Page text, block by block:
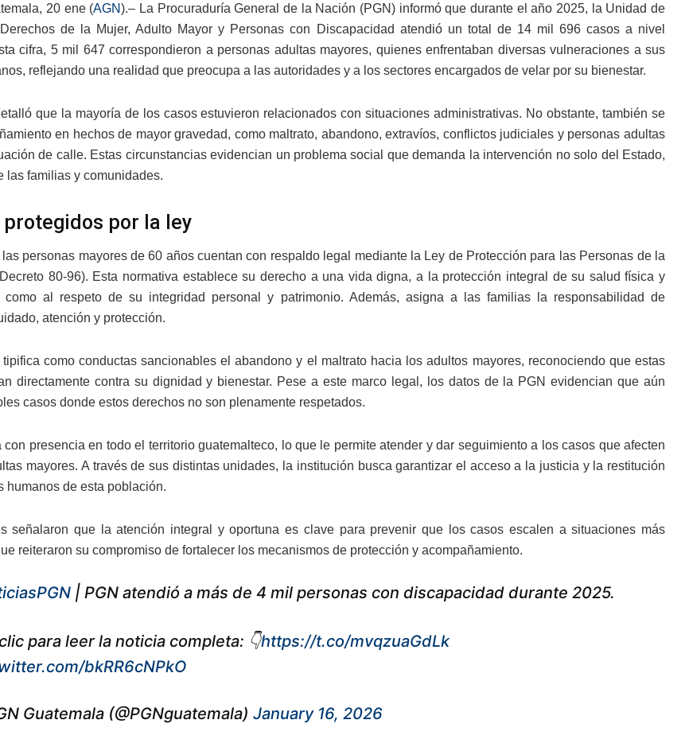
20 ene (AGN).– La Procuraduría General de la Nación (PGN) informó que durante el año 2025, la Unidad de
de la Mujer, Adulto Mayor y Personas con Discapacidad atendió un total de 14 mil 696 casos a nivel
cifra, 5 mil 647 correspondieron a personas adultas mayores, quienes enfrentaban diversas vulneraciones a sus
reflejando una realidad que preocupa a las autoridades y a los sectores encargados de velar por su bienestar.
que la mayoría de los casos estuvieron relacionados con situaciones administrativas. No obstante, también se
en hechos de mayor gravedad, como maltrato, abandono, extravíos, conflictos judiciales y personas adultas
de calle. Estas circunstancias evidencian un problema social que demanda la intervención no solo del Estado,
las familias y comunidades.
protegidos por la ley
las personas mayores de 60 años cuentan con respaldo legal mediante la Ley de Protección para las Personas de la
80-96). Esta normativa establece su derecho a una vida digna, a la protección integral de su salud física y
como al respeto de su integridad personal y patrimonio. Además, asigna a las familias la responsabilidad de
atención y protección.
tipifica como conductas sancionables el abandono y el maltrato hacia los adultos mayores, reconociendo que estas
directamente contra su dignidad y bienestar. Pese a este marco legal, los datos de la PGN evidencian que aún
casos donde estos derechos no son plenamente respetados.
con presencia en todo el territorio guatemalteco, lo que le permite atender y dar seguimiento a los casos que afecten
mayores. A través de sus distintas unidades, la institución busca garantizar el acceso a la justicia y la restitución
humanos de esta población.
señalaron que la atención integral y oportuna es clave para prevenir que los casos escalen a situaciones más
reiteraron su compromiso de fortalecer los mecanismos de protección y acompañamiento.
| PGN atendió a más de 4 mil personas con discapacidad durante 2025.
para leer la noticia completa: 👇https://t.co/mvqzuaGdLk
bkRR6cNPkO
Guatemala (@PGNguatemala) January 16, 2026